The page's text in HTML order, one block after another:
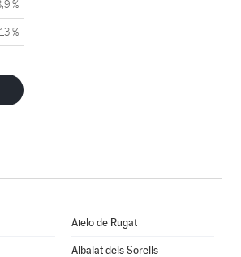
%
%
Aielo de Rugat
Albalat dels Sorells